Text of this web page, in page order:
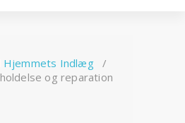
Hjemmets Indlæg/
og reparation